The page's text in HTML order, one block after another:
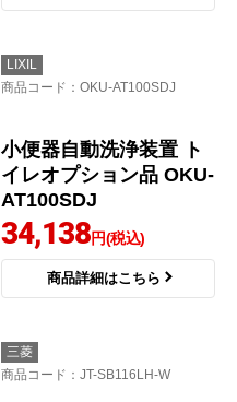
小便器自動洗浄装置 ト
イレオプション品 OKU-
A100SDT
34,138円(税込)
商品詳細はこちら
LIXIL
商品コード：OKU-AT100SDJ
小便器自動洗浄装置 ト
イレオプション品 OKU-
AT100SDJ